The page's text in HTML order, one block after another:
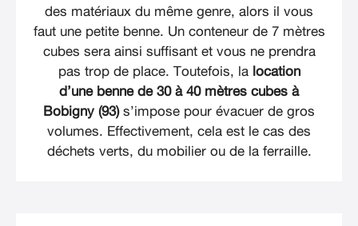
des matériaux du même genre, alors il vous
faut une petite benne. Un conteneur de 7 mètres
cubes sera ainsi suffisant et vous ne prendra
pas trop de place. Toutefois, la location
d’une benne de 30 à 40 mètres cubes à
Bobigny (93)s’impose pour évacuer de gros
volumes. Effectivement, cela est le cas des
déchets verts, du mobilier ou de la ferraille.